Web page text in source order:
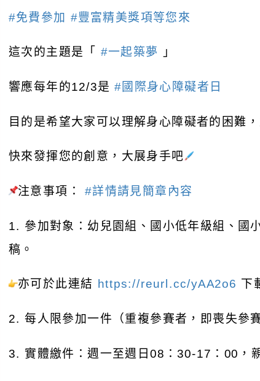
#免費參加 #豐富精美獎項等您來
這次的主題是「 #一起築夢 」
響應每年的12/3是#國際身心障礙者日
目的是希望大家可以理解身心障礙者的困難
快來發揮您的創意，大展身手吧
注意事項：#詳情請見簡章內容
1. 參加對象：幼兒園組、國小低年級組、國
稿。
亦可於此連結 https://reurl.cc/yAA2o6 下
2. 每人限參加一件（重複參賽者，即喪失參
3. 實體繳件：週一至週日08：30-17：00，